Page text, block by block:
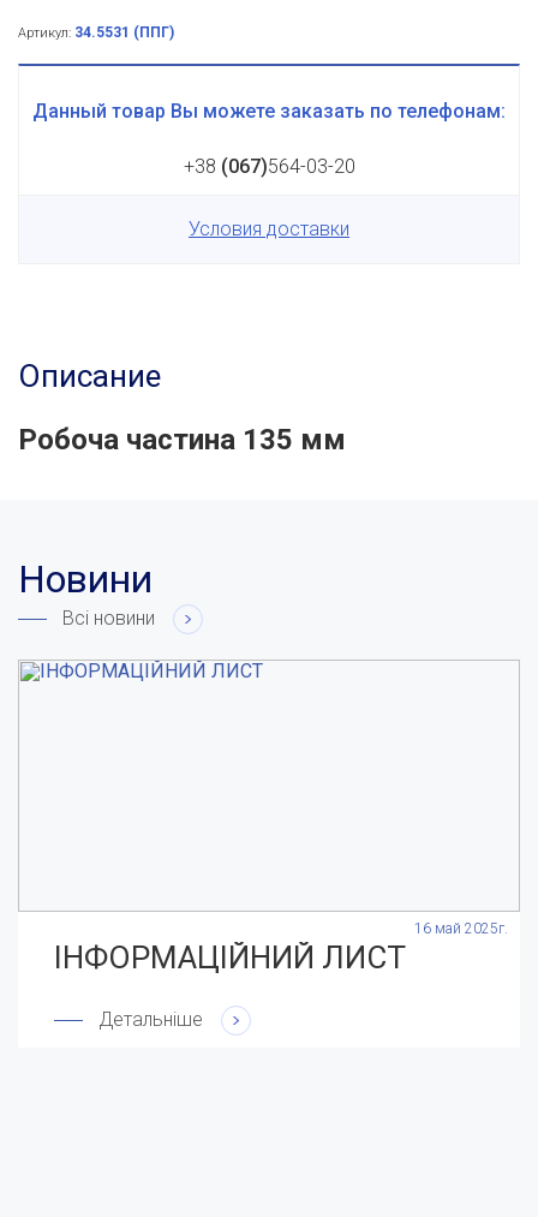
Артикул: 34.5531 (ППГ)
Данный товар Вы можете заказать по телефонам:
+38 (067)564-03-20
Условия доставки
Описание
Робоча частина 135 мм
Новини
Всі новини
16 май 2025г.
ІНФОРМАЦІЙНИЙ ЛИСТ
Детальніше